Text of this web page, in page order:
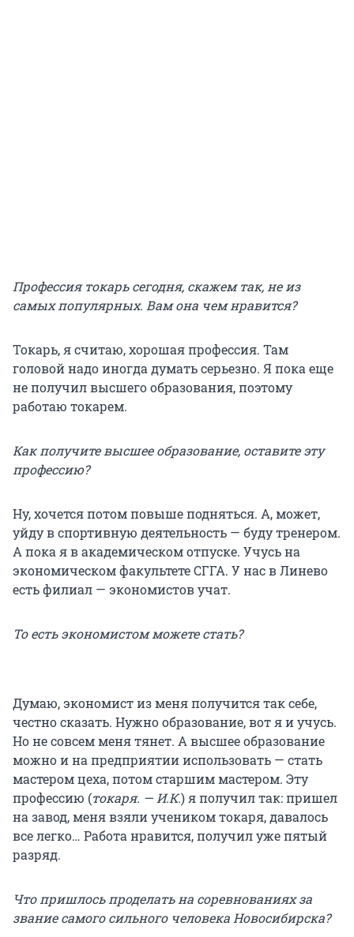
Профессия токарь сегодня, скажем так, не из
самых популярных. Вам она чем нравится?
Токарь, я считаю, хорошая профессия. Там
головой надо иногда думать серьезно. Я пока еще
не получил высшего образования, поэтому
работаю токарем.
Как получите высшее образование, оставите эту
профессию?
Ну, хочется потом повыше подняться. А, может,
уйду в спортивную деятельность — буду тренером.
А пока я в академическом отпуске. Учусь на
экономическом факультете СГГА. У нас в Линево
есть филиал — экономистов учат.
То есть экономистом можете стать?
Думаю, экономист из меня получится так себе,
честно сказать. Нужно образование, вот я и учусь.
Но не совсем меня тянет. А высшее образование
можно и на предприятии использовать — стать
мастером цеха, потом старшим мастером. Эту
профессию (токаря. — И.К.) я получил так: пришел
на завод, меня взяли учеником токаря, давалось
все легко… Работа нравится, получил уже пятый
разряд.
Что пришлось проделать на соревнованиях за
звание самого сильного человека Новосибирска?